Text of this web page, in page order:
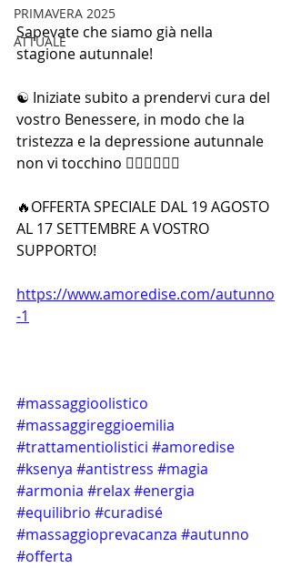
PRIMAVERA 2025
ATTUALE
Sapevate che siamo già nella
stagione autunnale!
☯️ Iniziate subito a prendervi cura del
vostro Benessere, in modo che la
tristezza e la depressione autunnale
non vi tocchino 💆🏻‍♀️💆🏻‍♂️
🔥OFFERTA SPECIALE DAL 19 AGOSTO
AL 17 SETTEMBRE A VOSTRO
SUPPORTO!
https://www.amoredise.com/autunno
-1
#massaggioolistico
#massaggireggioemilia
#trattamentiolistici #amoredise
#ksenya #antistress #magia
#armonia #relax#energia
#equilibrio #curadisé
#massaggioprevacanza #autunno
#offerta